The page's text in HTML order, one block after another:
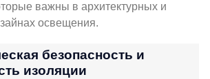
важны в архитектурных и
освещения.
безопасность и
изоляции